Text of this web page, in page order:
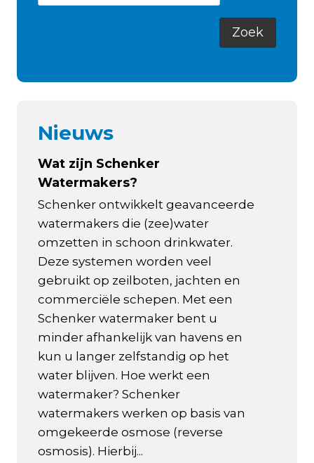
Nieuws
Wat zijn Schenker
Watermakers?
Schenker ontwikkelt geavanceerde
watermakers die (zee)water
omzetten in schoon drinkwater.
Deze systemen worden veel
gebruikt op zeilboten, jachten en
commerciële schepen. Met een
Schenker watermaker bent u
minder afhankelijk van havens en
kun u langer zelfstandig op het
water blijven. Hoe werkt een
watermaker? Schenker
watermakers werken op basis van
omgekeerde osmose (reverse
osmosis). Hierbij...